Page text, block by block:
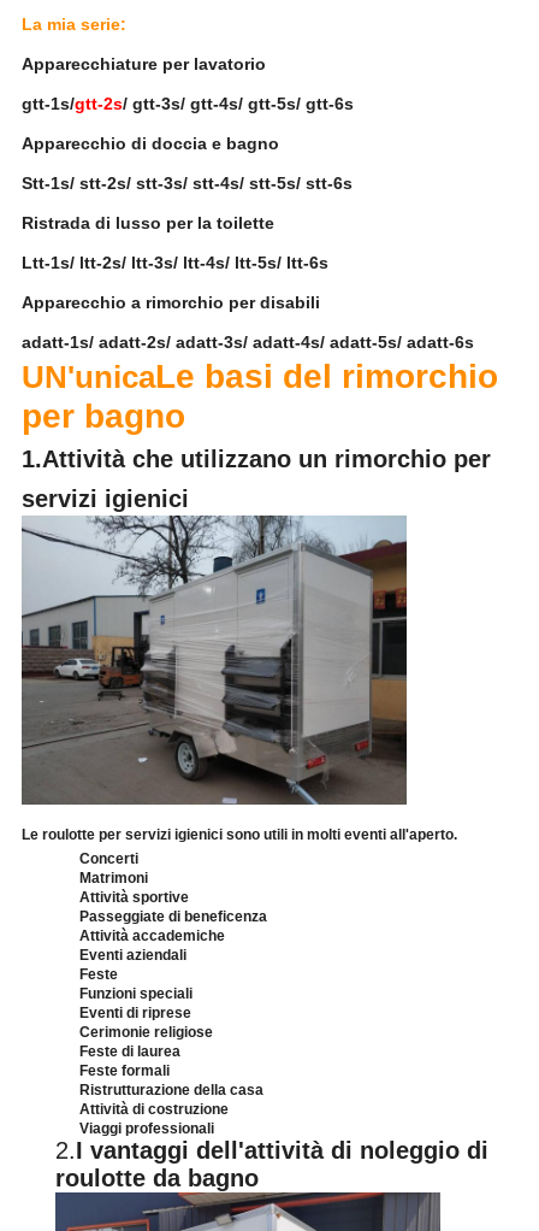
La mia serie:
Apparecchiature per lavatorio
gtt-1s/gtt-2s/ gtt-3s/ gtt-4s/ gtt-5s/ gtt-6s
Apparecchio di doccia e bagno
Stt-1s/ stt-2s/ stt-3s/ stt-4s/ stt-5s/ stt-6s
Ristrada di lusso per la toilette
Ltt-1s/ ltt-2s/ ltt-3s/ ltt-4s/ ltt-5s/ ltt-6s
Apparecchio a rimorchio per disabili
adatt-1s/ adatt-2s/ adatt-3s/ adatt-4s/ adatt-5s/ adatt-6s
UN'unicaLe basi del rimorchio
per bagno
1.Attività che utilizzano un rimorchio per
servizi igienici
Le roulotte per servizi igienici sono utili in molti eventi all'aperto.
Concerti
Matrimoni
Attività sportive
Passeggiate di beneficenza
Attività accademiche
Eventi aziendali
Feste
Funzioni speciali
Eventi di riprese
Cerimonie religiose
Feste di laurea
Feste formali
Ristrutturazione della casa
Attività di costruzione
Viaggi professionali
2.I vantaggi dell'attività di noleggio di
roulotte da bagno